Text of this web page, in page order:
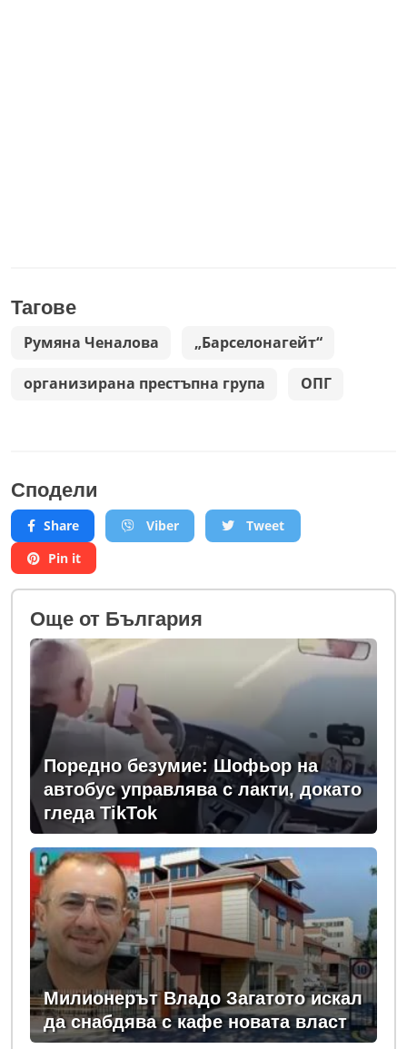
Тагове
Румяна Ченалова „Барселонагейт“
организирана престъпна група ОПГ
Сподели
Share Viber
Tweet
Pin it
Oще от България
Поредно безумие: Шофьор на
автобус управлява с лакти, докато
гледа TikTok
Милионерът Владо Загатото искал
да снабдява с кафе новата власт